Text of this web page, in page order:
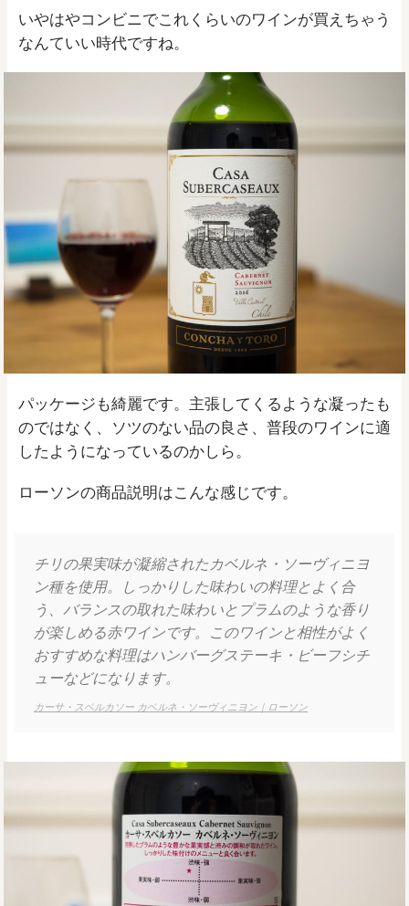
いやはやコンビニでこれくらいのワインが買えちゃう
なんていい時代ですね。
パッケージも綺麗です。主張してくるような凝ったも
のではなく、ソツのない品の良さ、普段のワインに適
したようになっているのかしら。
ローソンの商品説明はこんな感じです。
チリの果実味が凝縮されたカベルネ・ソーヴィニヨ
ン種を使用。しっかりした味わいの料理とよく合
う、バランスの取れた味わいとプラムのような香り
が楽しめる赤ワインです。このワインと相性がよく
おすすめな料理はハンバーグステーキ・ビーフシチ
ューなどになります。
カーサ・スベルカソー カベルネ・ソーヴィニヨン｜ローソン